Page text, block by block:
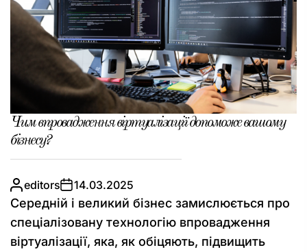
Чим впровадження віртуалізації допоможе вашому
бізнесу?
editors 14.03.2025
Середній і великий бізнес замислюється про
спеціалізовану технологію впровадження
віртуалізації, яка, як обіцяють, підвищить